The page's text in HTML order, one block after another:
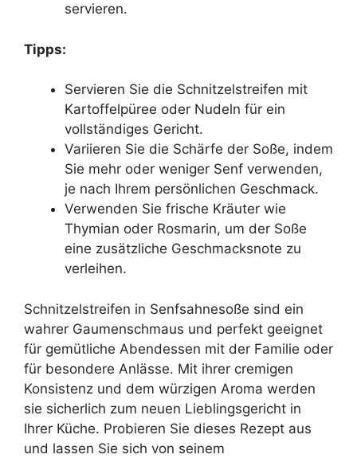
servieren.
Tipps:
Servieren Sie die Schnitzelstreifen mit
Kartoffelpüree oder Nudeln für ein
vollständiges Gericht.
Variieren Sie die Schärfe der Soße, indem
Sie mehr oder weniger Senf verwenden,
je nach Ihrem persönlichen Geschmack.
Verwenden Sie frische Kräuter wie
Thymian oder Rosmarin, um der Soße
eine zusätzliche Geschmacksnote zu
verleihen.
Schnitzelstreifen in Senfsahnesoße sind ein
wahrer Gaumenschmaus und perfekt geeignet
für gemütliche Abendessen mit der Familie oder
für besondere Anlässe. Mit ihrer cremigen
Konsistenz und dem würzigen Aroma werden
sie sicherlich zum neuen Lieblingsgericht in
Ihrer Küche. Probieren Sie dieses Rezept aus
und lassen Sie sich von seinem